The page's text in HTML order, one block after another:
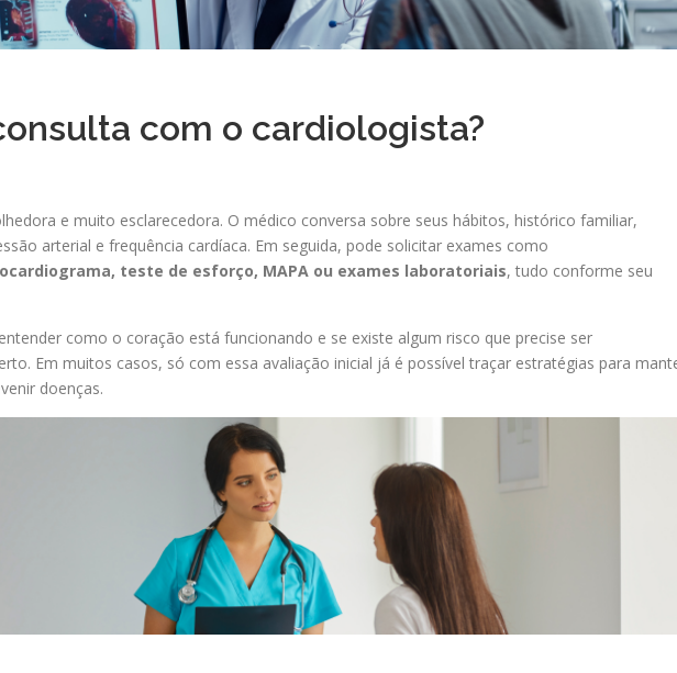
com o cardiologista?
e muito esclarecedora. O médico conversa sobre seus hábitos, histórico familiar,
arterial e frequência cardíaca. Em seguida, pode solicitar exames como
teste de esforço, MAPA ou exames laboratoriais, tudo conforme seu
como o coração está funcionando e se existe algum risco que precise ser
Em muitos casos, só com essa avaliação inicial já é possível traçar estratégias para
doenças.